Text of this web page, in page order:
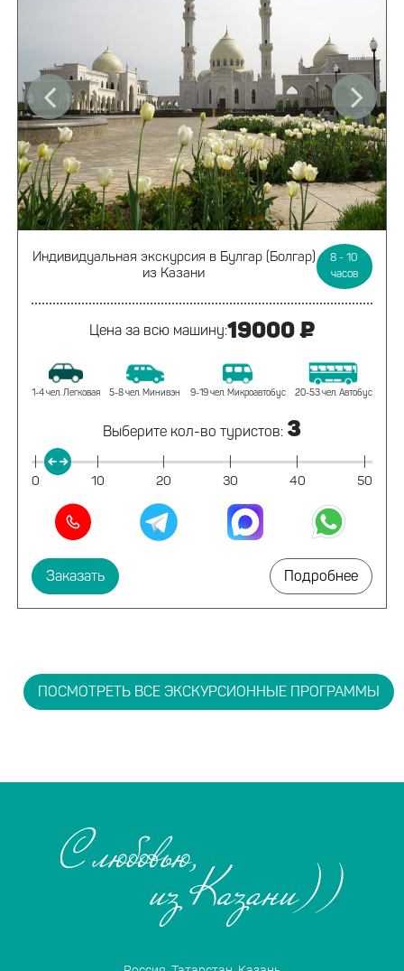
Индивидуальная экскурсия в Булгар (Болгар)
из Казани
8 - 10
часов
Цена за всю машину:19000 ₽
1-4 чел. Легковая 5-8 чел. Минивэн 9-19 чел. Микроавтобус 20-53 чел. Автобус
Выберите кол-во туристов: 3
|
0
|
10
|
20
|
30
|
40
|
50
Заказать Подробнее
ПОСМОТРЕТЬ ВСЕ ЭКСКУРСИОННЫЕ ПРОГРАММЫ